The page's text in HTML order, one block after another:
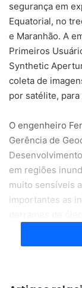
segurança em
Equatorial, no
e Maranhão. A
Primeiros
Synthetic
coleta de
por satélite,
O engenheiro
Gerência de
em regiões
muito sensíveis
importantes as